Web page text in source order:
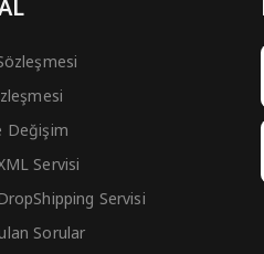
Değişim
Servisi
Servisi
Sorular